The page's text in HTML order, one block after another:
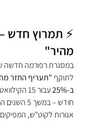
⚡ תמרוץ חדש
מהיר"
במסגרת רפורמה חדשה
לתוקף "תעריף החזר
ב-25%
עבור 15
אגורות לקוט"ש, המפיקים